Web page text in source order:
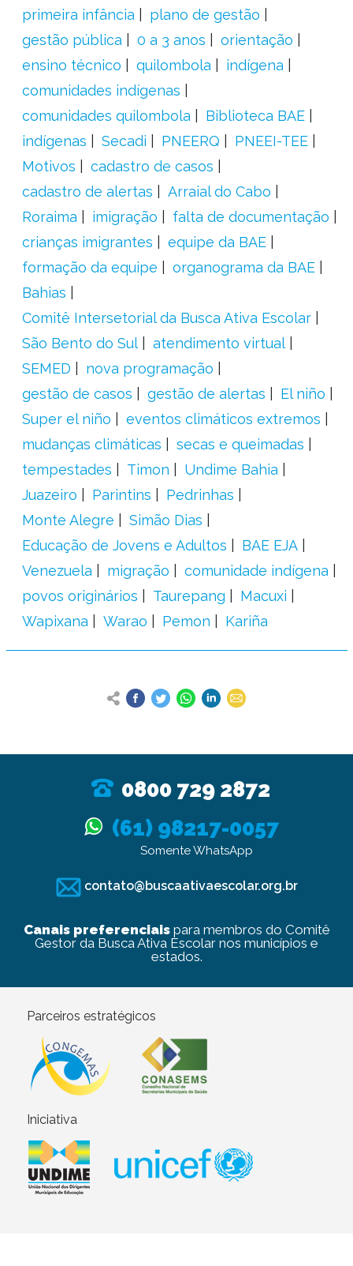
primeira infância
plano de gestão
gestão pública
0 a 3 anos
orientação
ensino técnico
quilombola
indígena
comunidades indígenas
comunidades quilombola
Biblioteca BAE
indígenas
Secadi PNEERQ
PNEEI-TEE
Motivos
cadastro de casos
cadastro de alertas
Arraial do Cabo
Roraima
imigração
falta de documentação
crianças imigrantes
equipe da BAE
formação da equipe
organograma da BAE
Bahias
Comitê Intersetorial da Busca Ativa Escolar
São Bento do Sul
atendimento virtual
SEMED
nova programação
gestão de casos
gestão de alertas
El niño
Super el niño
eventos climáticos extremos
mudanças climáticas
secas e queimadas
tempestades
Timon
Undime Bahia
Juazeiro
Parintins
Pedrinhas
Monte Alegre
Simão Dias
Educação de Jovens e Adultos
BAE EJA
Venezuela
migração
comunidade indígena
povos originários
Taurepang
Macuxi
Wapixana
Warao Pemon Kariña
0800 729 2872
(61) 98217-0057
Somente WhatsApp
contato@buscaativaescolar.org.br
Canais preferenciaispara membros do Comitê
Gestor da Busca Ativa Escolar nos municípios e
estados.
Parceiros estratégicos
Iniciativa